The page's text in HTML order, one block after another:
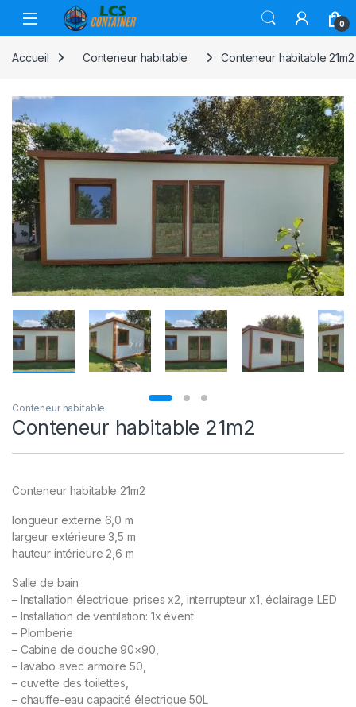
Skip to navigation
Skip to content
0
Accueil Conteneur habitable Conteneur habitable 21m2
Conteneur habitable
Conteneur habitable 21m2
Conteneur habitable 21m2
longueur externe 6,0 m
largeur extérieure 3,5 m
hauteur intérieure 2,6 m
Salle de bain
– Installation électrique: prises x2, interrupteur x1, éclairage LED
– Installation de ventilation: 1x évent
– Plomberie
– Cabine de douche 90×90,
– lavabo avec armoire 50,
– cuvette des toilettes,
– chauffe-eau capacité électrique 50L